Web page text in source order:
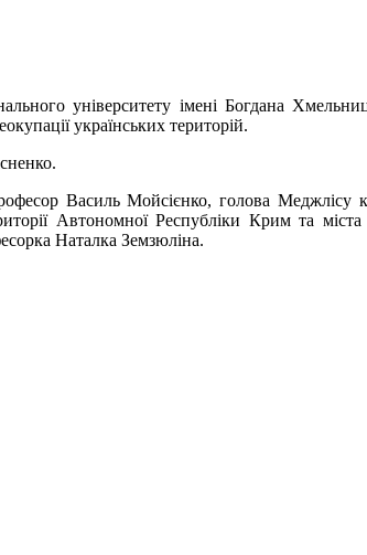
університету імені Богдана
українських територій.
Василь Мойсієнко, голова Меджлісу
Автономної Республіки Крим та
Наталка Земзюліна.